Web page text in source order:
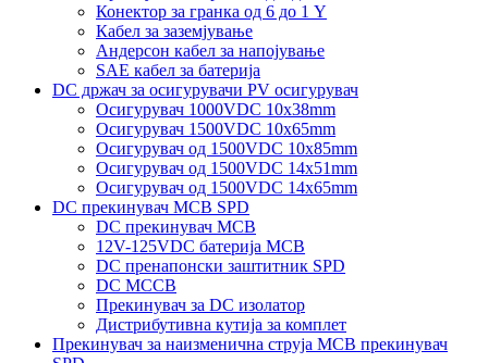
Конектор за гранка од 6 до 1 Y
Кабел за заземјување
Андерсон кабел за напојување
SAE кабел за батерија
DC држач за осигурувачи PV осигурувач
Осигурувач 1000VDC 10x38mm
Осигурувач 1500VDC 10x65mm
Осигурувач од 1500VDC 10x85mm
Осигурувач од 1500VDC 14x51mm
Осигурувач од 1500VDC 14x65mm
DC прекинувач MCB SPD
DC прекинувач MCB
12V-125VDC батерија MCB
DC пренапонски заштитник SPD
DC MCCB
Прекинувач за DC изолатор
Дистрибутивна кутија за комплет
Прекинувач за наизменична струја MCB прекинувач